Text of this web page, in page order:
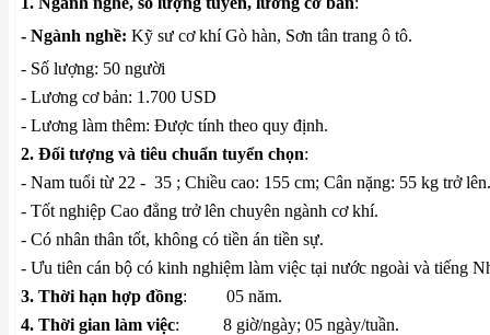
- Ngành nghề: Kỹ sư cơ khí Gò hàn, Sơn tân trang ô tô.
- Số lượng: 50 người
- Lương cơ bản: 1.700 USD
- Lương làm thêm: Được tính theo quy định.
2. Đối tượng và tiêu chuẩn tuyển chọn:
- Nam tuổi từ 22 - 35 ; Chiều cao: 155 cm; Cân nặng: 55 kg trở lên.
- Tốt nghiệp Cao đẳng trở lên chuyên ngành cơ khí.
- Có nhân thân tốt, không có tiền án tiền sự.
- Ưu tiên cán bộ có kinh nghiệm làm việc tại nước ngoài và tiếng
3. Thời hạn hợp đồng: 05 năm.
4. Thời gian làm việc: 8 giờ/ngày; 05 ngày/tuần.